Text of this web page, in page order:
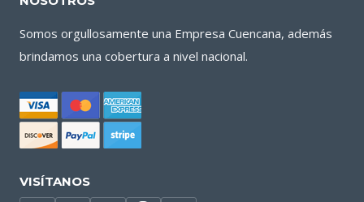
Somos orgullosamente una Empresa Cuencana, además
brindamos una cobertura a nivel nacional.
VISÍTANOS